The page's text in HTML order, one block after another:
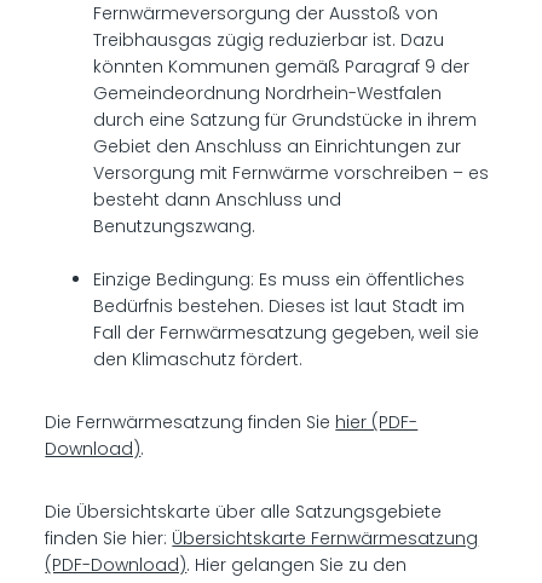
Fernwärmeversorgung der Ausstoß von
Treibhausgas zügig reduzierbar ist. Dazu
könnten Kommunen gemäß Paragraf 9 der
Gemeindeordnung Nordrhein-Westfalen
durch eine Satzung für Grundstücke in ihrem
Gebiet den Anschluss an Einrichtungen zur
Versorgung mit Fernwärme vorschreiben – es
besteht dann Anschluss und
Benutzungszwang.
Einzige Bedingung: Es muss ein öffentliches
Bedürfnis bestehen. Dieses ist laut Stadt im
Fall der Fernwärmesatzung gegeben, weil sie
den Klimaschutz fördert.
Die Fernwärmesatzung finden Sie hier (PDF-
Download).
Die Übersichtskarte über alle Satzungsgebiete
finden Sie hier: Übersichtskarte Fernwärmesatzung
(PDF-Download). Hier gelangen Sie zu den